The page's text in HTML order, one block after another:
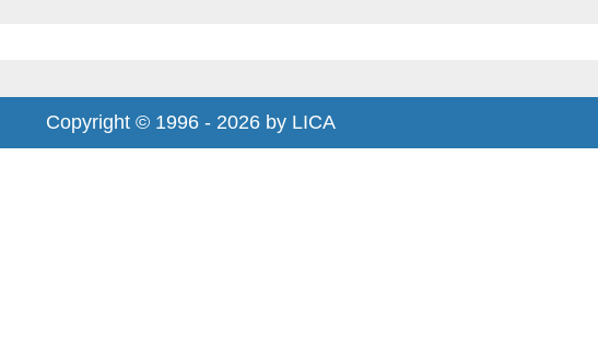
Copyright © 1996 - 2026 by LICA